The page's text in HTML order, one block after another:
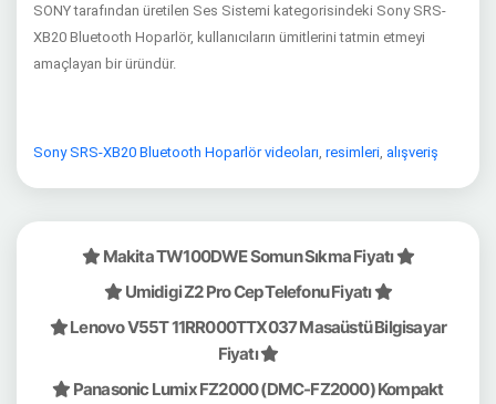
SONY tarafından üretilen Ses Sistemi kategorisindeki Sony SRS-
XB20 Bluetooth Hoparlör, kullanıcıların ümitlerini tatmin etmeyi
amaçlayan bir üründür.
Sony SRS-XB20 Bluetooth Hoparlör videoları, resimleri, alışveriş
Makita TW100DWE Somun Sıkma Fiyatı
Umidigi Z2 Pro Cep Telefonu Fiyatı
Lenovo V55T 11RR000TTX037 Masaüstü Bilgisayar
Fiyatı
Panasonic Lumix FZ2000 (DMC-FZ2000) Kompakt